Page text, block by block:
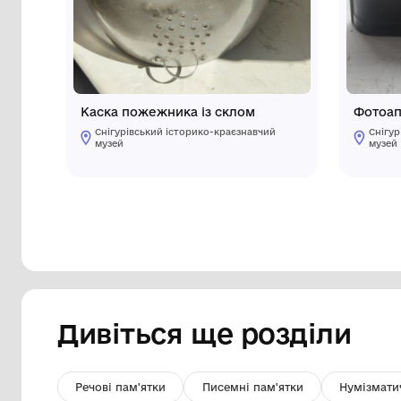
Інші предмети